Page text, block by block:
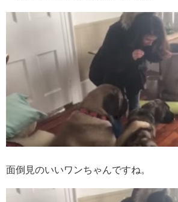
面倒見のいいワンちゃんですね。